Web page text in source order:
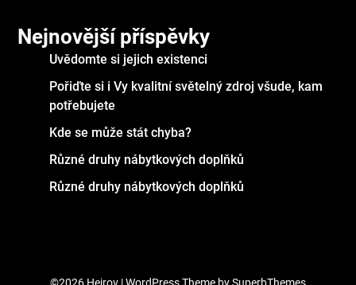
Nejnovější příspěvky
Uvědomte si jejich existenci
Pořiďte si i Vy kvalitní světelný zdroj všude, kam
potřebujete
Kde se může stát chyba?
Různé druhy nábytkových doplňků
Různé druhy nábytkových doplňků
©2026 Hejrov | WordPress Theme bySuperbThemes